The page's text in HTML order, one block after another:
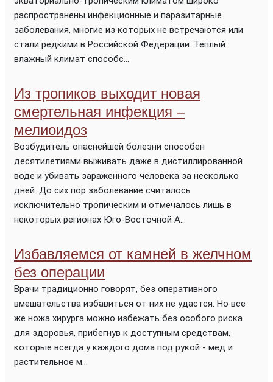
распространены инфекционные и паразитарные
заболевания, многие из которых не встречаются или
стали редкими в Российской Федерации. Теплый
влажный климат способс...
Из тропиков выходит новая
смертельная инфекция –
мелиоидоз
Возбудитель опаснейшей болезни способен
десятилетиями выживать даже в дистиллированной
воде и убивать зараженного человека за несколько
дней. До сих пор заболевание считалось
исключительно тропическим и отмечалось лишь в
некоторых регионах Юго-Восточной А...
Избавляемся от камней в желчном
без операции
Врачи традиционно говорят, без оперативного
вмешательства избавиться от них не удастся. Но все
же ножа хирурга можно избежать без особого риска
для здоровья, прибегнув к доступным средствам,
которые всегда у каждого дома под рукой - мед и
растительное м...